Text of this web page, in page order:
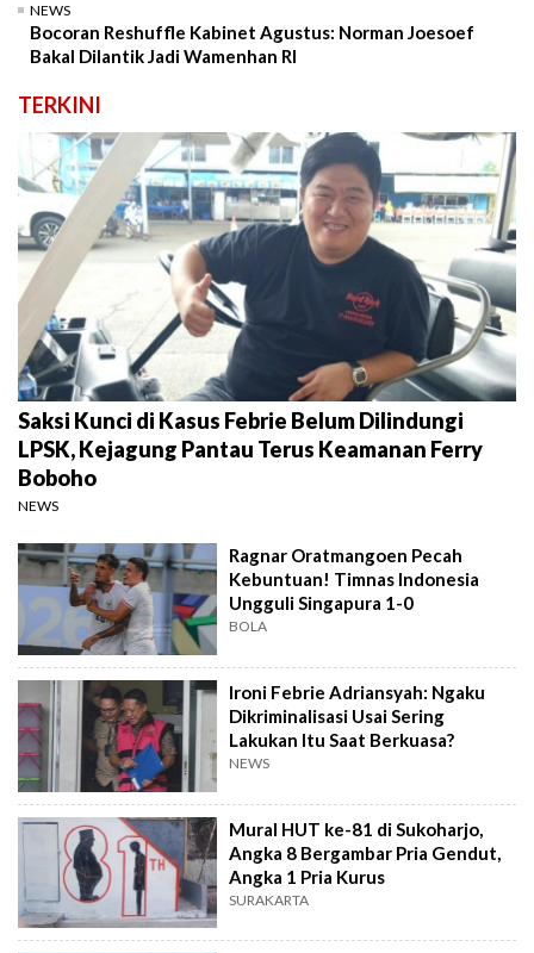
NEWS
Bocoran Reshuffle Kabinet Agustus: Norman Joesoef
Bakal Dilantik Jadi Wamenhan RI
TERKINI
Saksi Kunci di Kasus Febrie Belum Dilindungi
LPSK, Kejagung Pantau Terus Keamanan Ferry
Boboho
NEWS
Ragnar Oratmangoen Pecah
Kebuntuan! Timnas Indonesia
Ungguli Singapura 1-0
BOLA
Ironi Febrie Adriansyah: Ngaku
Dikriminalisasi Usai Sering
Lakukan Itu Saat Berkuasa?
NEWS
Mural HUT ke-81 di Sukoharjo,
Angka 8 Bergambar Pria Gendut,
Angka 1 Pria Kurus
SURAKARTA